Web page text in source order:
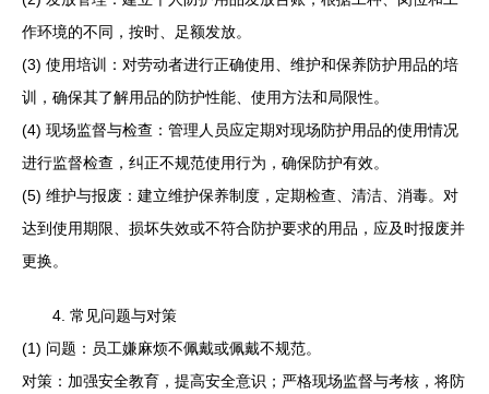
作环境的不同，按时、足额发放。
(3) 使用培训：对劳动者进行正确使用、维护和保养防护用品的培
训，确保其了解用品的防护性能、使用方法和局限性。
(4) 现场监督与检查：管理人员应定期对现场防护用品的使用情况
进行监督检查，纠正不规范使用行为，确保防护有效。
(5) 维护与报废：建立维护保养制度，定期检查、清洁、消毒。对
达到使用期限、损坏失效或不符合防护要求的用品，应及时报废并
更换。
4. 常见问题与对策
(1) 问题：员工嫌麻烦不佩戴或佩戴不规范。
对策：加强安全教育，提高安全意识；严格现场监督与考核，将防